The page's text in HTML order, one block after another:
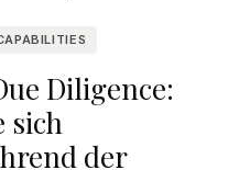
Diligence:
sich
der